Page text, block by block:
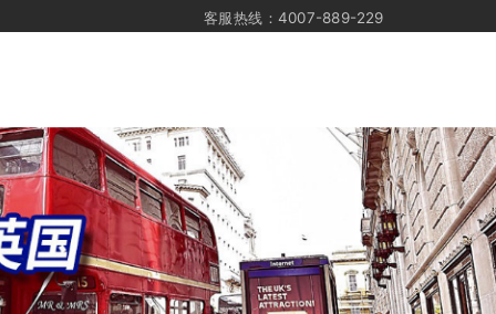
客服热线：4007-889-229